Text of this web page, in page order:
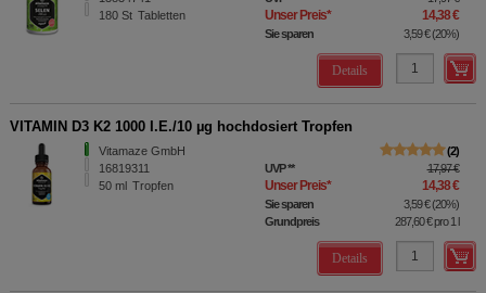
180 St Tabletten Unser Preis* 14,38 €
Sie sparen 3,59 €(20%)
Details
VITAMIN D3 K2 1000 I.E./10 µg hochdosiert Tropfen
Vitamaze GmbH
16819311
50 ml Tropfen
2
UVP** 17,97 €
Unser Preis* 14,38 €
Sie sparen 3,59 €(20%)
Grundpreis
287,60 €pro 1 l
Details